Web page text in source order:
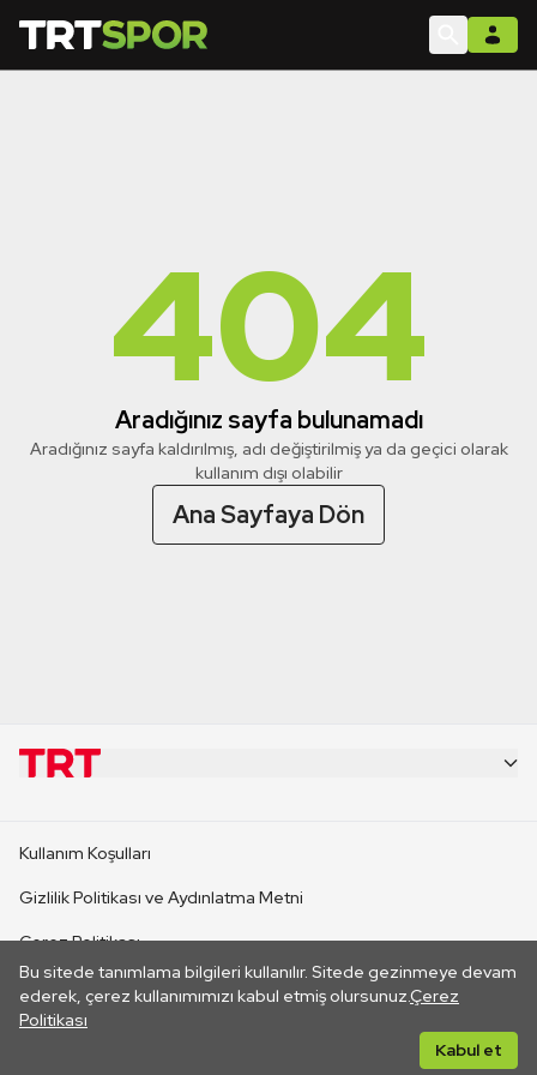
404
Aradığınız sayfa bulunamadı
Aradığınız sayfa kaldırılmış, adı değiştirilmiş ya da geçici olarak
kullanım dışı olabilir
Ana Sayfaya Dön
Bu sitede tanımlama bilgileri kullanılır. Sitede gezinmeye devam
ederek, çerez kullanımımızı kabul etmiş olursunuz.Çerez
Politikası
Kabul et
CANLI YAYINLAR
Kullanım Koşulları
Gizlilik Politikası ve Aydınlatma Metni
Çerez Politikası
İletişim
Her hakkı saklıdır. ©2026 TRT. Bağlantı yoluyla gidilen dış